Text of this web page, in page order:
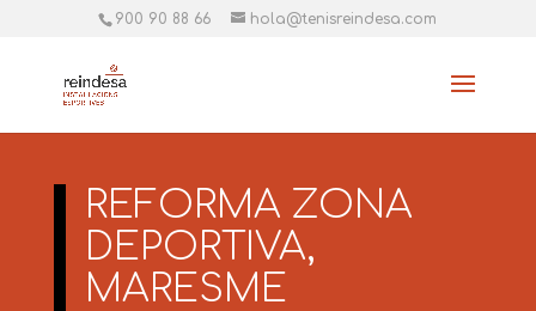
900 90 88 66 hola@tenisreindesa.com
REFORMA ZONA
DEPORTIVA,
MARESME